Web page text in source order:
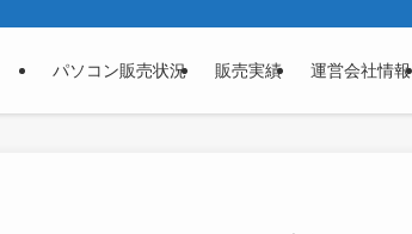
パソコン販売状況 販売実績 運営会社情報